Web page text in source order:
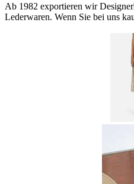
Ab 1982 exportieren wir
Lederwaren. Wenn Sie bei uns